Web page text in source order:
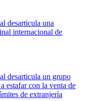
desarticula una
internacional de
desarticula un grupo
estafar con la venta de
de extranjería